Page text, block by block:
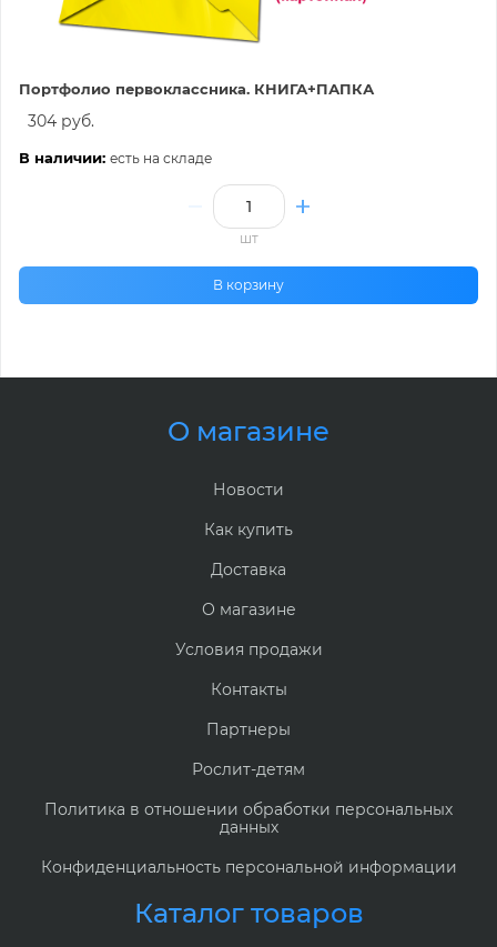
Портфолио первоклассника. КНИГА+ПАПКА
304 руб.
В наличии: есть на складе
шт
В корзину
О магазине
Новости
Как купить
Доставка
О магазине
Условия продажи
Контакты
Партнеры
Рослит-детям
Политика в отношении обработки персональных
данных
Конфиденциальность персональной информации
Каталог товаров